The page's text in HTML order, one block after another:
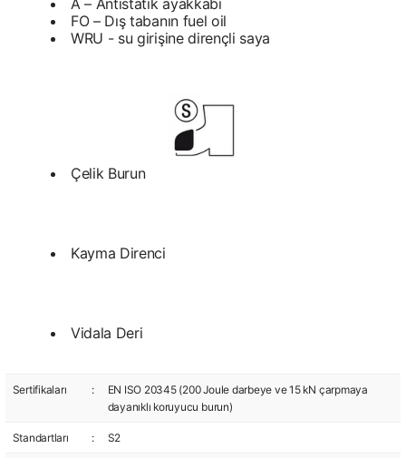
A – Antistatik ayakkabı
FO – Dış tabanın fuel oil
WRU - su girişine dirençli saya
Çelik Burun
Kayma Direnci
Vidala Deri
Sertifikaları :
EN ISO 20345 (200 Joule darbeye ve 15 kN çarpmaya
dayanıklı koruyucu burun)
Standartları : S2